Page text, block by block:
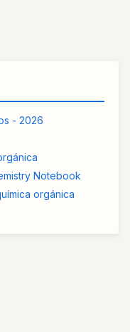
- 2026
Notebook
orgánica